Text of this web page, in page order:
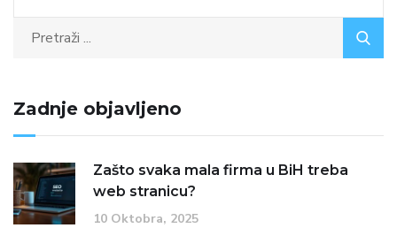
Zadnje objavljeno
Zašto svaka mala firma u BiH treba
web stranicu?
10 Oktobra, 2025